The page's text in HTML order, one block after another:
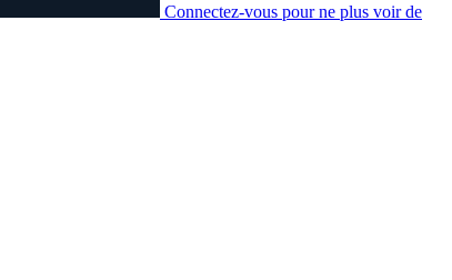
Connectez-vous pour ne plus voir de